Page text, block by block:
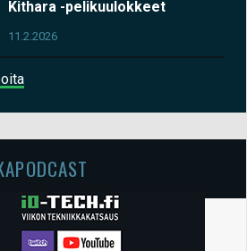
Kithara -pelikuulokkeet
11.2.2026